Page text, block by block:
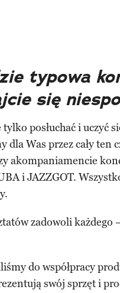
typowa
się
posłuchać i uczyć
dla Was przez cały ten
akompaniamencie
i JAZZGOT.
zadowoli
do współpracy
swój sprzęt i